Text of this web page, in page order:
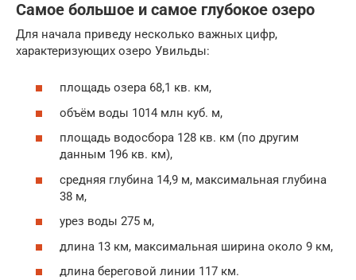
Самое большое и самое глубокое озеро
Для начала приведу несколько важных цифр,
характеризующих озеро Увильды:
площадь озера 68,1 кв. км,
объём воды 1014 млн куб. м,
площадь водосбора 128 кв. км (по другим
данным 196 кв. км),
средняя глубина 14,9 м, максимальная глубина
38 м,
урез воды 275 м,
длина 13 км, максимальная ширина около 9 км,
длина береговой линии 117 км.